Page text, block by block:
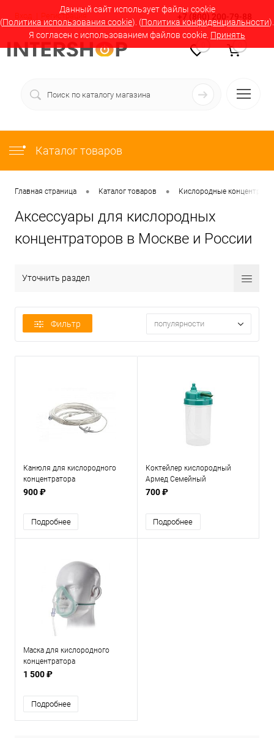
Данный сайт использует файлы cookie
(Политика использования cookie). (Политика конфиденциальности).
Я согласен с использованием файлов cookie. Принять
Вход Регистрация +7 (800) 200-79-88
Каталог товаров
Главная страница • Каталог товаров • Кислородные
Аксессуары для кислородных
концентраторов в Москве и России
Уточнить раздел
Фильтр популярности
Канюля для кислородного
концентратора
900 ₽
Подробнее
Коктейлер кислородный
Армед Семейный
700 ₽
Подробнее
Маска для кислородного
концентратора
1 500 ₽
Подробнее